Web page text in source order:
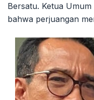
Bersatu. Ketua
bahwa perjuangan